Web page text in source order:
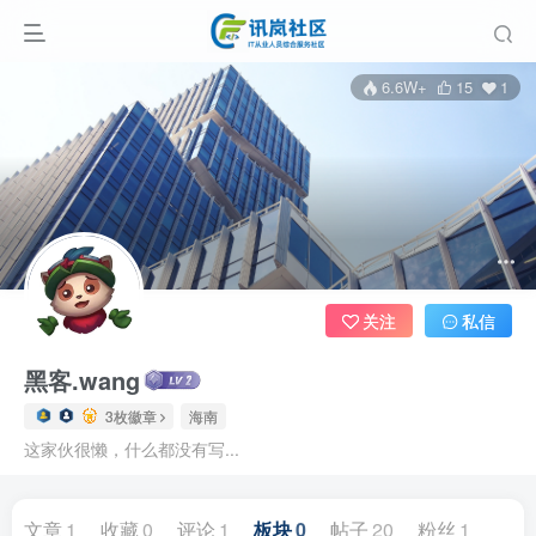
6.6W+ 15 1
黑客.wang
3枚徽章 海南
这家伙很懒，什么都没有写...
关注 私信
文章1 收藏 0 评论 1 板块0 帖子 20 粉丝 1